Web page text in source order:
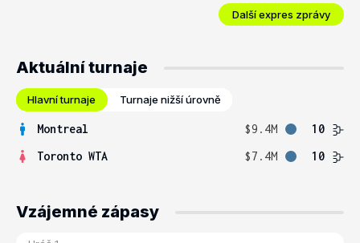
Další expres zprávy
Aktuální turnaje
Hlavní turnaje Turnaje nižší úrovně
Montreal $9.4M
10
Toronto WTA
$7.4M 10
Vzájemné zápasy